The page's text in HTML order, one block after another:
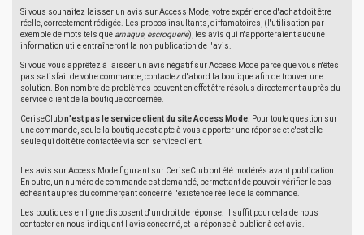
Si vous souhaitez laisser un avis sur Access Mode, votre expérience d'achat doit être
réelle, correctement rédigée. Les propos insultants, diffamatoires, (l'utilisation par
exemple de mots tels que arnaque, escroquerie), les avis qui n'apporteraient aucune
information utile entraîneront la non publication de l'avis.
Si vous vous apprêtez à laisser un avis négatif sur Access Mode parce que vous n'êtes
pas satisfait de votre commande, contactez d'abord la boutique afin de trouver une
solution. Bon nombre de problèmes peuvent en effet être résolus directement auprès du
service client de la boutique concernée.
CeriseClubn'est pas le service client du site Access Mode . Pour toute question sur
une commande, seule la boutique est apte à vous apporter une réponse et c'est elle
seule qui doit être contactée via son service client.
Les avis sur Access Mode figurant sur CeriseClub ont été modérés avant publication.
En outre, un numéro de commande est demandé, permettant de pouvoir vérifier le cas
échéant auprès du commerçant concerné l'existence réelle de la commande.
Les boutiques en ligne disposent d'un droit de réponse. Il suffit pour cela de nous
contacter en nous indiquant l'avis concerné, et la réponse à publier à cet avis.